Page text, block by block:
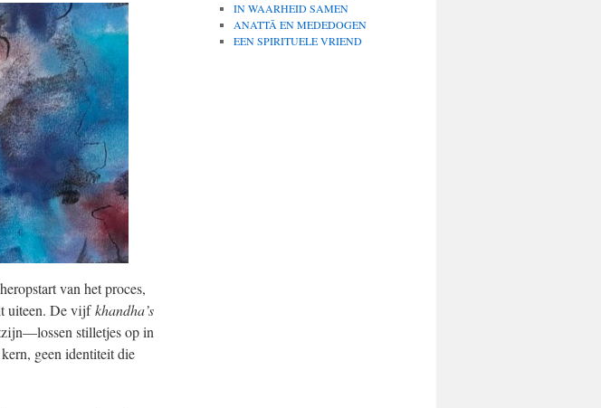
van het proces,
uiteen. De vijfkhandha’s
stilletjes op in
geen identiteit die
IN WAARHEID SAMEN
ANATTĀ EN MEDEDOGEN
EEN SPIRITUELE VRIEND